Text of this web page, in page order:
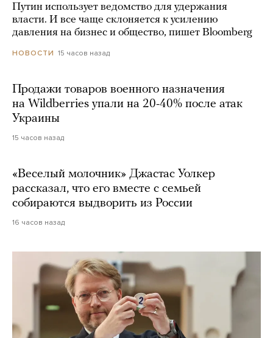
Путин использует ведомство для удержания
власти. И все чаще склоняется к усилению
давления на бизнес и общество, пишет Bloomberg
НОВОСТИ 15 часов назад
Продажи товаров военного назначения
на Wildberries упали на 20-40% после атак
Украины
15 часов назад
«Веселый молочник» Джастас Уолкер
рассказал, что его вместе с семьей
собираются выдворить из России
16 часов назад